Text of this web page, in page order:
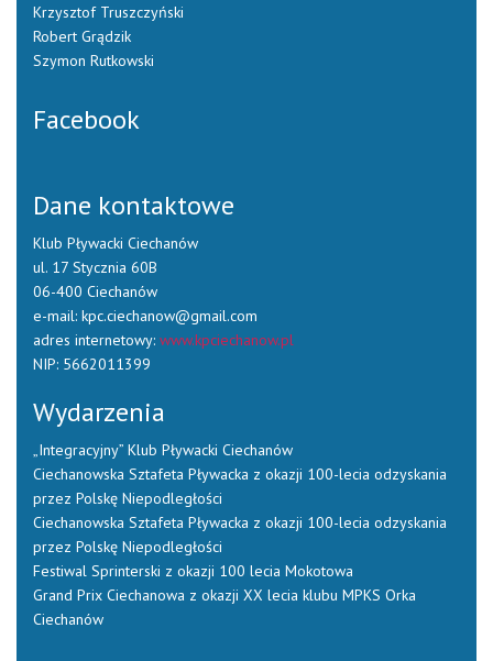
Krzysztof Truszczyński
Robert Grądzik
Szymon Rutkowski
Facebook
Dane kontaktowe
Klub Pływacki Ciechanów
ul. 17 Stycznia 60B
06-400 Ciechanów
e-mail: kpc.ciechanow@gmail.com
adres internetowy: www.kpciechanow.pl
NIP: 5662011399
Wydarzenia
„Integracyjny” Klub Pływacki Ciechanów
Ciechanowska Sztafeta Pływacka z okazji 100-lecia odzyskania
przez Polskę Niepodległości
Ciechanowska Sztafeta Pływacka z okazji 100-lecia odzyskania
przez Polskę Niepodległości
Festiwal Sprinterski z okazji 100 lecia Mokotowa
Grand Prix Ciechanowa z okazji XX lecia klubu MPKS Orka
Ciechanów